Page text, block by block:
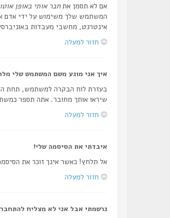
אם לא תסמן אתחבר אותי באופן
המשתמש שלך משימוש על ידי אדם
אינטרנט, מחשבי מעבדות
חזור למעלה
איך אני מונע משם המשתמש שלי
בעזרת לוח הבקרה למשתמש, תחת
שיראו אותך מחובר. אתה תספר
חזור למעלה
איבדתי את הסיסמה שלי!
אל תלחץ! כאשר אינך זוכר את
חזור למעלה
נרשמתי אבל אני לא מצליח